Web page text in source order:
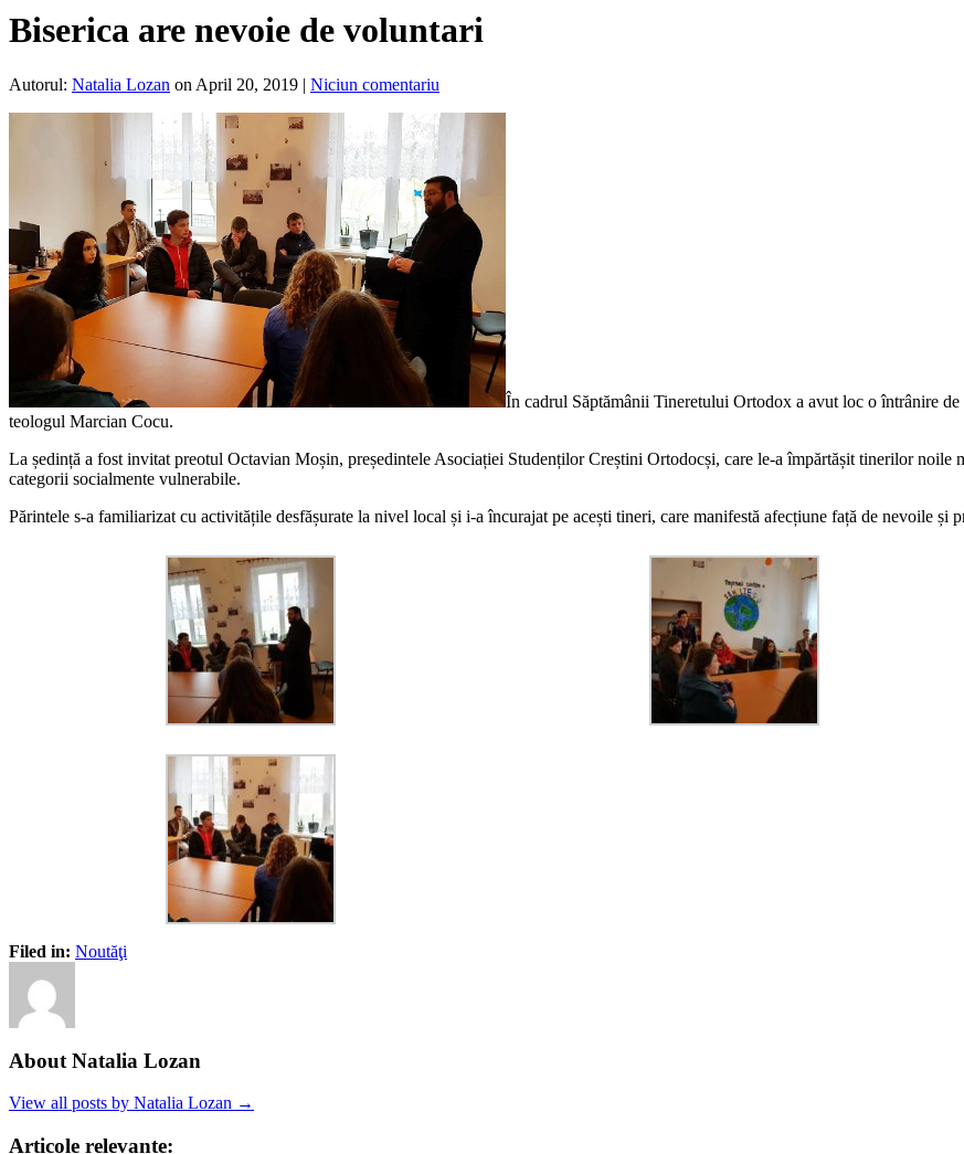
Biserica are nevoie de voluntari
Autorul: Natalia Lozan on April 20, 2019 | Niciun comentariu
În cadrul Săptămânii Tineretului Ortodox a avut loc o întrânire
teologul Marcian Cocu.
La ședință a fost invitat preotul Octavian Moșin, președintele Asociației Studenților Creștini Ortodocși, care le-a împărtășit tinerilor noile
categorii socialmente vulnerabile.
Părintele s-a familiarizat cu activitățile desfășurate la nivel local și i-a încurajat pe acești tineri, care manifestă afecțiune față de nevoile și
Filed in: Noutăţi
About Natalia Lozan
View all posts by Natalia Lozan →
Articole relevante: